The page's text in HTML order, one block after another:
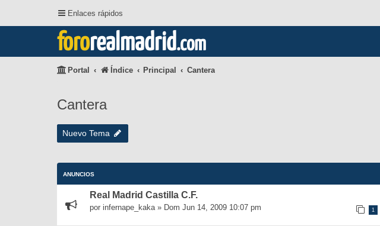
Enlaces rápidos
fororealmadrid.com
Portal Índice Principal Cantera
Cantera
Nuevo Tema
ANUNCIOS
Real Madrid Castilla C.F.
por infernape_kaka» Dom Jun 14, 2009 10:07 pm 1